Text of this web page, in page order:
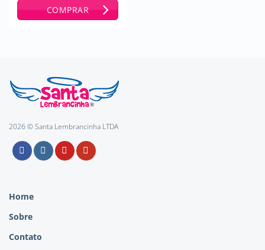
COMPRAR
2026 © Santa Lembrancinha LTDA
Home
Sobre
Contato